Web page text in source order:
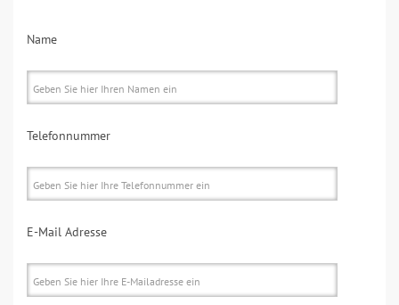
Name
Telefonnummer
E-Mail Adresse